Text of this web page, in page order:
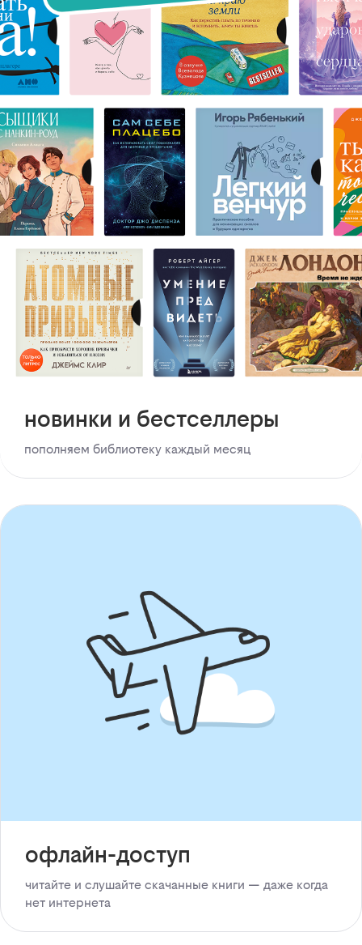
новинки и бестселлеры
пополняем библиотеку каждый месяц
офлайн-доступ
читайте и слушайте скачанные книги — даже когда
нет интернета